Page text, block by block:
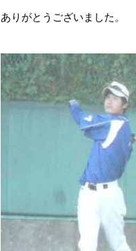
ありがとうございました。